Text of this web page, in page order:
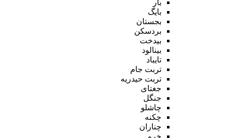
بار
بایگ
بجستان
بردسکن
بیدخت
بینالود
تایباد
تربت جام
تربت حیدریه
جغتای
جنگل
چاشلو
چکنه
چناران
خرو